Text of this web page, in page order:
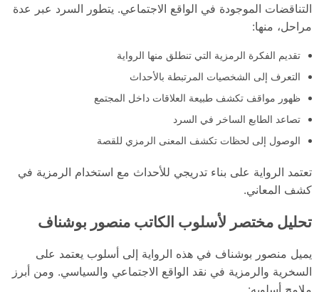
التناقضات الموجودة في الواقع الاجتماعي. يتطور السرد عبر عدة
مراحل، منها:
تقديم الفكرة الرمزية التي تنطلق منها الرواية
التعرف إلى الشخصيات المرتبطة بالأحداث
ظهور مواقف تكشف طبيعة العلاقات داخل المجتمع
تصاعد الطابع الساخر في السرد
الوصول إلى لحظات تكشف المعنى الرمزي للقصة
تعتمد الرواية على بناء تدريجي للأحداث مع استخدام الرمزية في
كشف المعاني.
تحليل مختصر لأسلوب الكاتب منصور بوشناف
يميل منصور بوشناف في هذه الرواية إلى أسلوب يعتمد على
السخرية والرمزية في نقد الواقع الاجتماعي والسياسي. ومن أبرز
ملامح أسلوبه: